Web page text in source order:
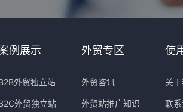
例展示
外贸独立站
外贸独立站
外贸专区
外贸咨讯
外贸站推广知识
使
关
联